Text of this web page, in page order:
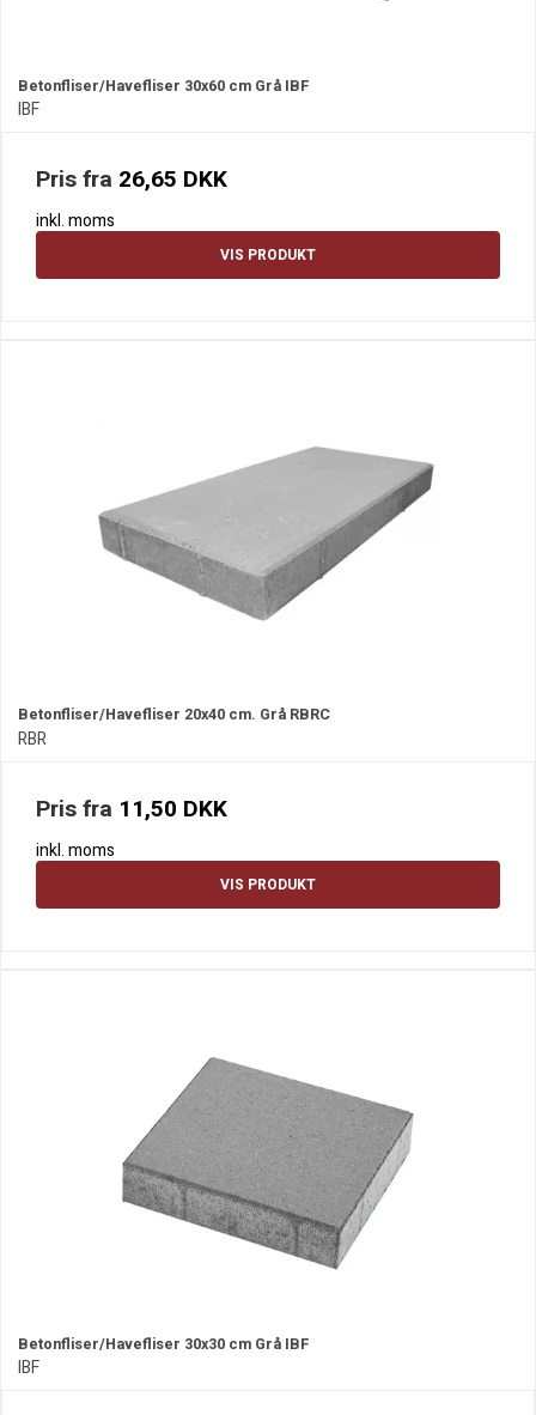
Betonfliser/Havefliser 30x60 cm Grå IBF
IBF
Pris fra 26,65 DKK
inkl. moms
VIS PRODUKT
Betonfliser/Havefliser 20x40 cm. Grå RBRC
RBR
Pris fra 11,50 DKK
inkl. moms
VIS PRODUKT
Betonfliser/Havefliser 30x30 cm Grå IBF
IBF